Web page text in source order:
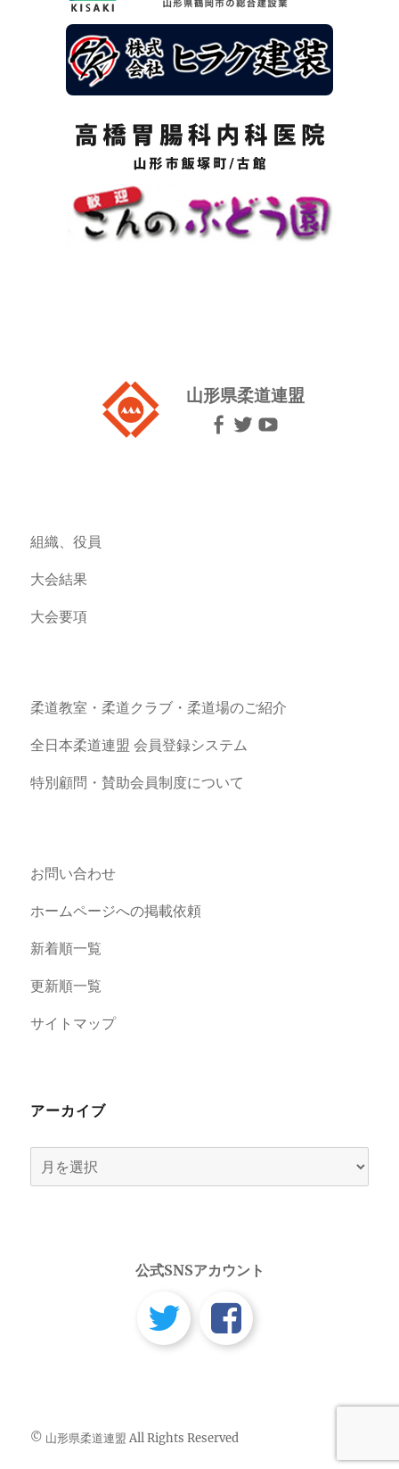
山形県柔道連盟
組織、役員
大会結果
大会要項
柔道教室・柔道クラブ・柔道場のご紹介
全日本柔道連盟 会員登録システム
特別顧問・賛助会員制度について
お問い合わせ
ホームページへの掲載依頼
新着順一覧
更新順一覧
サイトマップ
アーカイブ
ー
公式SNSアカウント
© 山形県柔道連盟 All Rights Reserved